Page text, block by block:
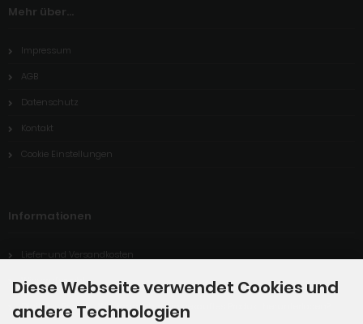
Mehr über...
Impressum
AGB
Datenschutz
Kontakt
Cookie Einstellungen
Informationen
Liefer-und Versandkosten
Widerrufsrecht
Digitales Produkt: Wie kann ich mein gekauftes Produkt herunterladen?
Diese Webseite verwendet Cookies und
andere Technologien